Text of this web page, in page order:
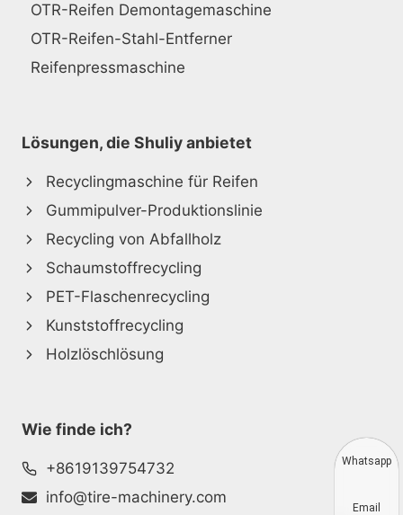
OTR-Reifen Demontagemaschine
OTR-Reifen-Stahl-Entferner
Reifenpressmaschine
Lösungen, die Shuliy anbietet
Recyclingmaschine für Reifen
Gummipulver-Produktionslinie
Recycling von Abfallholz
Schaumstoffrecycling
PET-Flaschenrecycling
Kunststoffrecycling
Holzlöschlösung
Wie finde ich?
+8619139754732
info@tire-machinery.com
Whatsapp
Email